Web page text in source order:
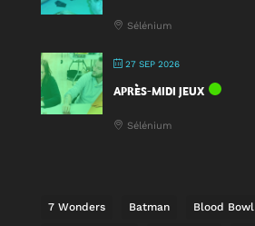
Sélénium
27 SEP 2026
APRÈS-MIDI JEUX
Sélénium
7 Wonders Batman Blood Bowl